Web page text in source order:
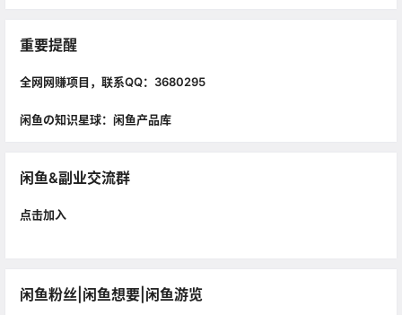
重要提醒
全网网赚项目，联系QQ：3680295
闲鱼の知识星球：闲鱼产品库
闲鱼&副业交流群
点击加入
闲鱼粉丝|闲鱼想要|闲鱼游览